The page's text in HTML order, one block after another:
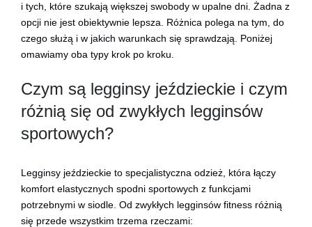
i tych, które szukają większej swobody w upalne dni. Żadna z
opcji nie jest obiektywnie lepsza. Różnica polega na tym, do
czego służą i w jakich warunkach się sprawdzają. Poniżej
omawiamy oba typy krok po kroku.
Czym są legginsy jeździeckie i czym
różnią się od zwykłych legginsów
sportowych?
Legginsy jeździeckie to specjalistyczna odzież, która łączy
komfort elastycznych spodni sportowych z funkcjami
potrzebnymi w siodle. Od zwykłych legginsów fitness różnią
się przede wszystkim trzema rzeczami: